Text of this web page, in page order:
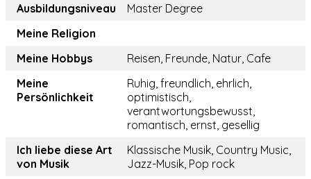
Ausbildungsniveau
Master Degree
Meine Religion
Meine Hobbys
Reisen, Freunde, Natur, Cafe
Meine
Persönlichkeit
Ruhig, freundlich, ehrlich,
optimistisch,
verantwortungsbewusst,
romantisch, ernst, gesellig
Ich liebe diese Art
von Musik
Klassische Musik, Country Music,
Jazz-Musik, Pop rock